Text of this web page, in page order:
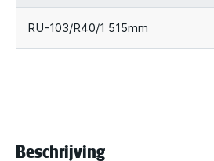
RU-103/R40/1 515mm
Beschrijving